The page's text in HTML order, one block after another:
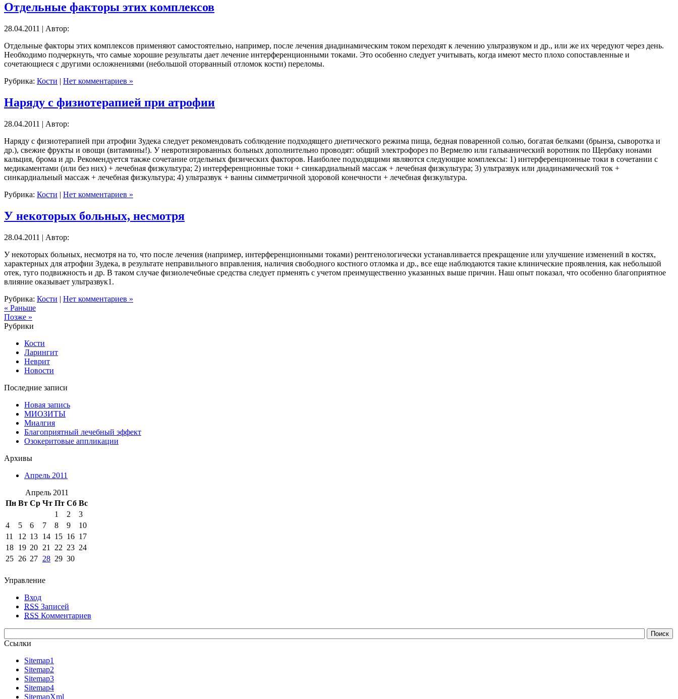
Отдельные факторы этих комплексов
28.04.2011 | Автор:
Отдельные факторы этих комплексов применяют самостоятельно, например, после лечения диадинамическим током переходят к лечению ультразвуком и др., или же их чередуют через день.
Необходимо подчеркнуть, что самые хорошие результаты дает лечение интерференционными токами. Это особенно следует учитывать, когда имеют место плохо сопоставленные и
сочетающиеся с другими осложнениями (небольшой оторванный отломок кости) переломы.
Рубрика: Кости | Нет комментариев »
Наряду с физиотерапией при атрофии
28.04.2011 | Автор:
Наряду с физиотерапией при атрофии Зудека следует рекомендовать соблюдение подходящего диетического режима пища, бедная поваренной солью, богатая белками (брынза, сыворотка и
др.), свежие фрукты и овощи (витамины!). У невротизированных больных дополнительно проводят: общий электрофорез по Вермелю или гальванический воротник по Щербаку ионами
кальция, брома и др. Рекомендуется также сочетание отдельных физических факторов. Наиболее подходящими являются следующие комплексы: 1) интерференционные токи в сочетании с
медикаментами (или без них) + лечебная физкультура; 2) интерференционные токи + синкардиальный массаж + лечебная физкультура; 3) ультразвук или диадинамический ток +
синкардиальный массаж + лечебная физкультура; 4) ультразвук + ванны симметричной здоровой конечности + лечебная физкультура.
Рубрика: Кости | Нет комментариев »
У некоторых больных, несмотря
28.04.2011 | Автор:
У некоторых больных, несмотря на то, что после лечения (например, интерференционными токами) рентгенологически устанавливается прекращение или улучшение изменений в костях,
характерных для атрофии Зудека, в результате неправильного вправления, наличия свободного костного отломка и др., все еще наблюдаются такие клинические проявления, как небольшой
отек, туго подвижность и др. В таком случае физиолечебные средства следует прменять с учетом преимущественно указанных выше причин. Наш опыт показал, что особенно благоприятное
влияние оказывает ультразвук1.
Рубрика: Кости | Нет комментариев »
« Раньше
Позже »
Рубрики
Кости
Ларингит
Неврит
Новости
Последние записи
Новая запись
МИОЗИТЫ
Миалгия
Благоприятный лечебный эффект
Озокеритовые аппликации
Архивы
Апрель 2011
Апрель 2011
Пн Вт Ср Чт Пт Сб Вс
1
2
3
4
5 6 7 8 9
10
11
12 13 14 15 16 17
18 19 20 21 22 23 24
25 26 27 28 29 30
Управление
Вход
RSS Записей
RSS Комментариев
Ссылки
Sitemap1
Sitemap2
Sitemap3
Sitemap4
SitemapXml